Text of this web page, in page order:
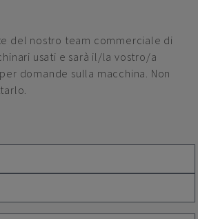
del nostro team commerciale di
usati e sarà il/la vostro/a
domande sulla macchina. Non